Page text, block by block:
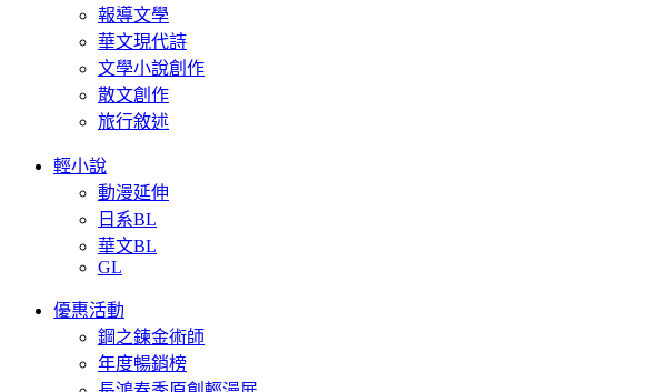
報導文學
華文現代詩
文學小說創作
散文創作
旅行敘述
輕小說
動漫延伸
日系BL
華文BL
GL
優惠活動
鋼之鍊金術師
年度暢銷榜